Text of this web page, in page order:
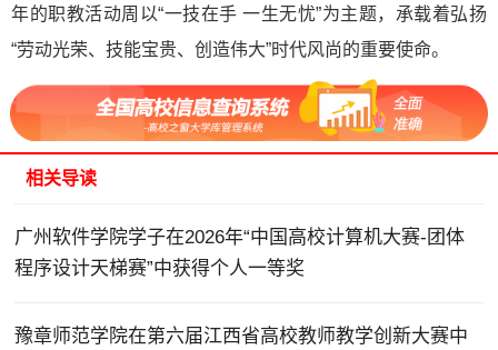
年的职教活动周以“一技在手 一生无忧”为主题，承载着弘扬
“劳动光荣、技能宝贵、创造伟大”时代风尚的重要使命。
相关导读
广州软件学院学子在2026年“中国高校计算机大赛-团体
程序设计天梯赛”中获得个人一等奖
豫章师范学院在第六届江西省高校教师教学创新大赛中